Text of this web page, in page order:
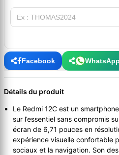
Facebook WhatsApp
Détails du produit
Le Redmi 12C est un
sur l’essentiel sans compromis
écran de 6,71 pouces en
expérience visuelle confortable
sociaux et la navigation. Son